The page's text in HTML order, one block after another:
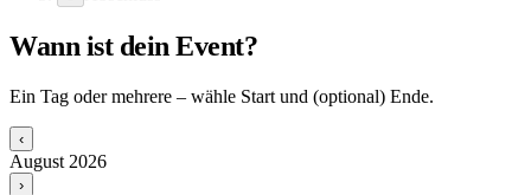
Wann ist dein Event?
Ein Tag oder mehrere – wähle Start und (optional) Ende.
‹
August 2026
›